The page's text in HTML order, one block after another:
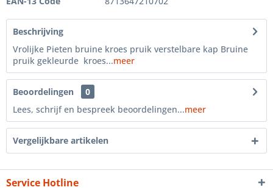
Beschrijving
Vrolijke Pieten bruine kroes pruik verstelbare kap Bruine
pruik gekleurde kroes...meer
Beoordelingen
0
Lees, schrijf en bespreek beoordelingen...meer
Vergelijkbare artikelen
Service Hotline